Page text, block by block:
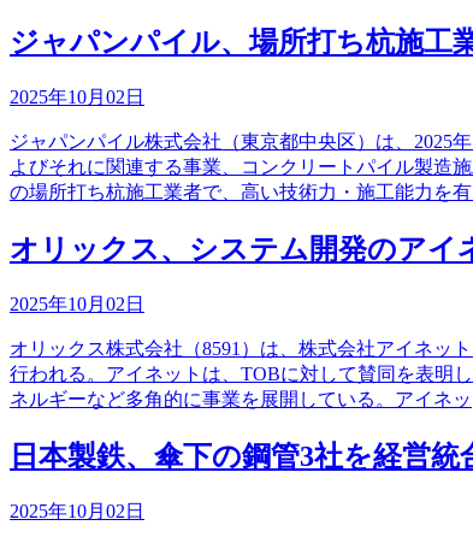
ジャパンパイル、場所打ち杭施工
2025年10月02日
ジャパンパイル株式会社（東京都中央区）は、2025
よびそれに関連する事業、コンクリートパイル製造
の場所打ち杭施工業者で、高い技術力・施工能力を
オリックス、システム開発のアイ
2025年10月02日
オリックス株式会社（8591）は、株式会社アイネッ
行われる。アイネットは、TOBに対して賛同を表明
ネルギーなど多角的に事業を展開している。アイネッ
日本製鉄、傘下の鋼管3社を経営統
2025年10月02日